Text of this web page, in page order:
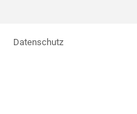
Datenschutz